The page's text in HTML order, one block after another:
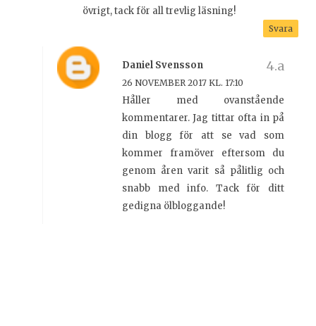
övrigt, tack för all trevlig läsning!
Svara
Daniel Svensson
26 NOVEMBER 2017 KL. 17:10
Håller med ovanstående
kommentarer. Jag tittar ofta in på
din blogg för att se vad som
kommer framöver eftersom du
genom åren varit så pålitlig och
snabb med info. Tack för ditt
gedigna ölbloggande!